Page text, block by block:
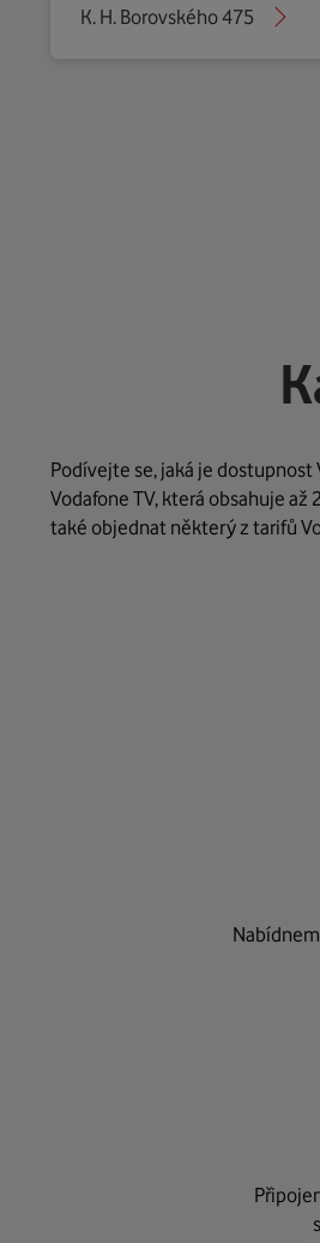
K. H. Borovského 475
Podívejte se, jaká je dostupnost
Vodafone TV, která obsahuje
také objednat některý z tarifů